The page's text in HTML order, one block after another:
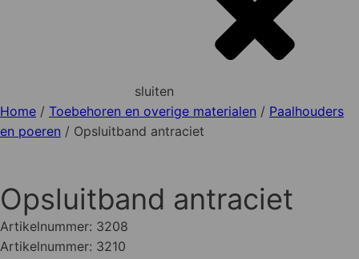
sluiten
Home / Toebehoren en overige materialen / Paalhouders
en poeren / Opsluitband antraciet
Opsluitband antraciet
Artikelnummer: 3208
Artikelnummer: 3210